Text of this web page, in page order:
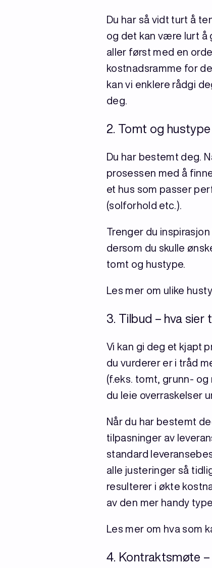
Du har så vidt turt å
og det kan være lurt å
aller først med en
kostnadsramme for
kan vi enklere rådgi
deg.
2. Tomt og
Du har bestemt deg.
prosessen med å
et hus som passer
(solforhold etc.).
Trenger du
dersom du skulle
tomt og hustype.
Les mer om ulike
3. Tilbud – hva sier
Vi kan gi deg et kjapt
du vurderer er i tråd
(f.eks. tomt, grunn-
du leie overraskelser
Når du har bestemt
tilpasninger av
standard
alle justeringer så
resulterer i økte
av den mer handy
Les mer om hva som
4. Kontraktsmøte